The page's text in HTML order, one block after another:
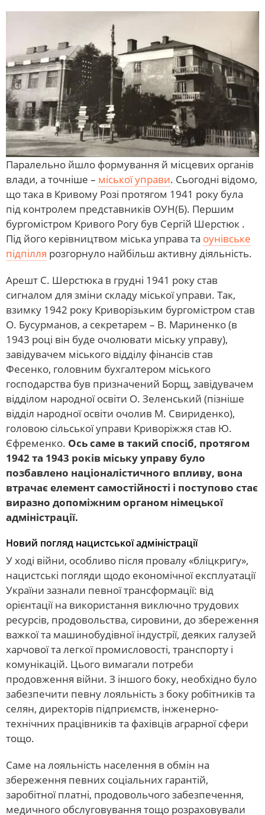
Паралельно йшло формування й місцевих органів
влади, а точніше – міської управи. Сьогодні відомо,
що така в Кривому Розі протягом 1941 року була
під контролем представників ОУН(Б). Першим
бургомістром Кривого Рогу був Сергій Шерстюк .
Під його керівництвом міська управа та оунівське
підпілля розгорнуло найбільш активну діяльність.
Арешт С. Шерстюка в грудні 1941 року став
сигналом для зміни складу міської управи. Так,
взимку 1942 року Криворізьким бургомістром став
О. Бусурманов, а секретарем – В. Мариненко (в
1943 році він буде очолювати міську управу),
завідувачем міського відділу фінансів став
Фесенко, головним бухгалтером міського
господарства був призначений Борщ, завідувачем
відділом народної освіти О. Зеленський (пізніше
відділ народної освіти очолив М. Свириденко),
головою сільської управи Криворіжжя став Ю.
Єфременко. Ось саме в такий спосіб, протягом
1942 та 1943 років міську управу було
позбавлено націоналістичного впливу, вона
втрачає елемент самостійності і поступово стає
виразно допоміжним органом німецької
адміністрації.
Новий погляд нацистської адміністрації
У ході війни, особливо після провалу «бліцкригу»,
нацистські погляди щодо економічної експлуатації
України зазнали певної трансформації: від
орієнтації на використання виключно трудових
ресурсів, продовольства, сировини, до збереження
важкої та машинобудівної індустрії, деяких галузей
харчової та легкої промисловості, транспорту і
комунікацій. Цього вимагали потреби
продовження війни. З іншого боку, необхідно було
забезпечити певну лояльність з боку робітників та
селян, директорів підприємств, інженерно-
технічних працівників та фахівців аграрної сфери
тощо.
Саме на лояльність населення в обмін на
збереження певних соціальних гарантій,
заробітної платні, продовольчого забезпечення,
медичного обслуговування тощо розраховували